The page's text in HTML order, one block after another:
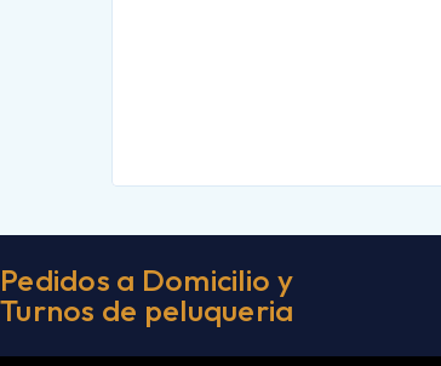
Pedidos a Domicilio y
Turnos de peluqueria